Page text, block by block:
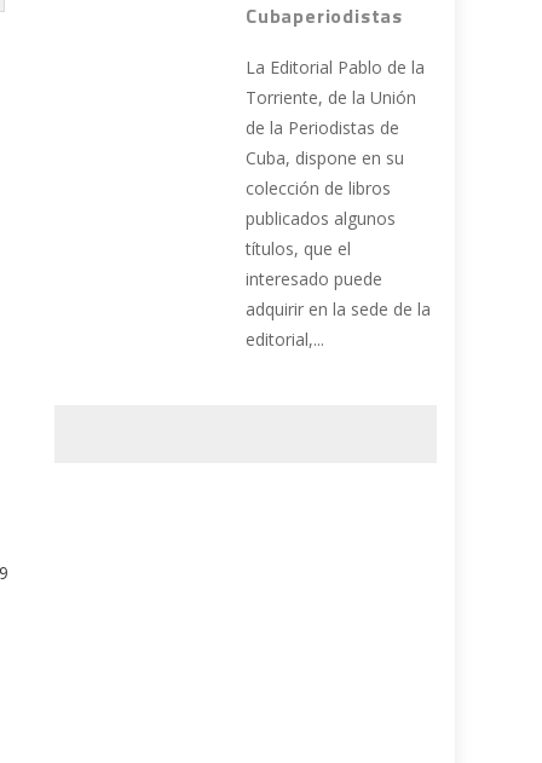
Cubaperiodistas
La Editorial Pablo de la
Torriente, de la Unión
de la Periodistas de
Cuba, dispone en su
colección de libros
publicados algunos
títulos, que el
interesado puede
adquirir en la sede de la
editorial,...